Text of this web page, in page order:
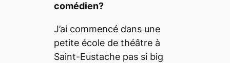
comédien?
J’ai commencé dans une
petite école de théâtre à
Saint-Eustache pas si big